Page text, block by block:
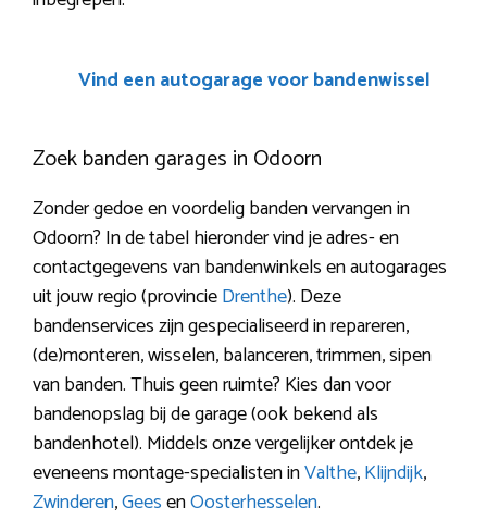
Vind een autogarage voor bandenwissel
Zoek banden garages in Odoorn
Zonder gedoe en voordelig banden vervangen in
Odoorn? In de tabel hieronder vind je adres- en
contactgegevens van bandenwinkels en autogarages
uit jouw regio (provincieDrenthe). Deze
bandenservices zijn gespecialiseerd in repareren,
(de)monteren, wisselen, balanceren, trimmen, sipen
van banden. Thuis geen ruimte? Kies dan voor
bandenopslag bij de garage (ook bekend als
bandenhotel). Middels onze vergelijker ontdek je
eveneens montage-specialisten inValthe,Klijndijk,
Zwinderen,GeesenOosterhesselen.